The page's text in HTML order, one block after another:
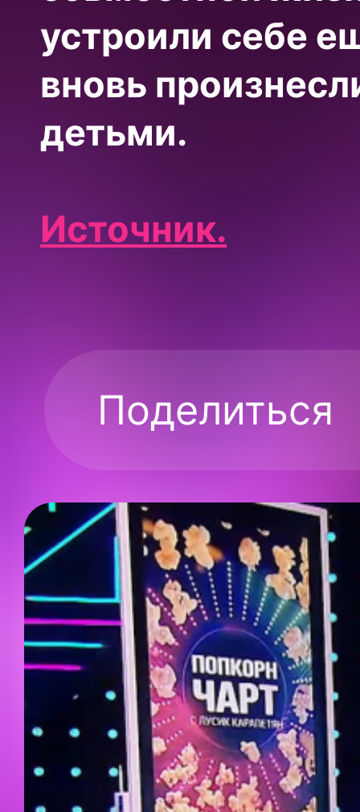
устроили себе
вновь
детьми.
Источник.
Поделиться